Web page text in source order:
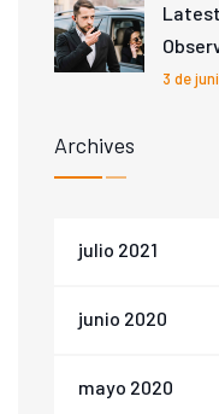
3 de
Archives
julio 2021
junio 2020
mayo 2020